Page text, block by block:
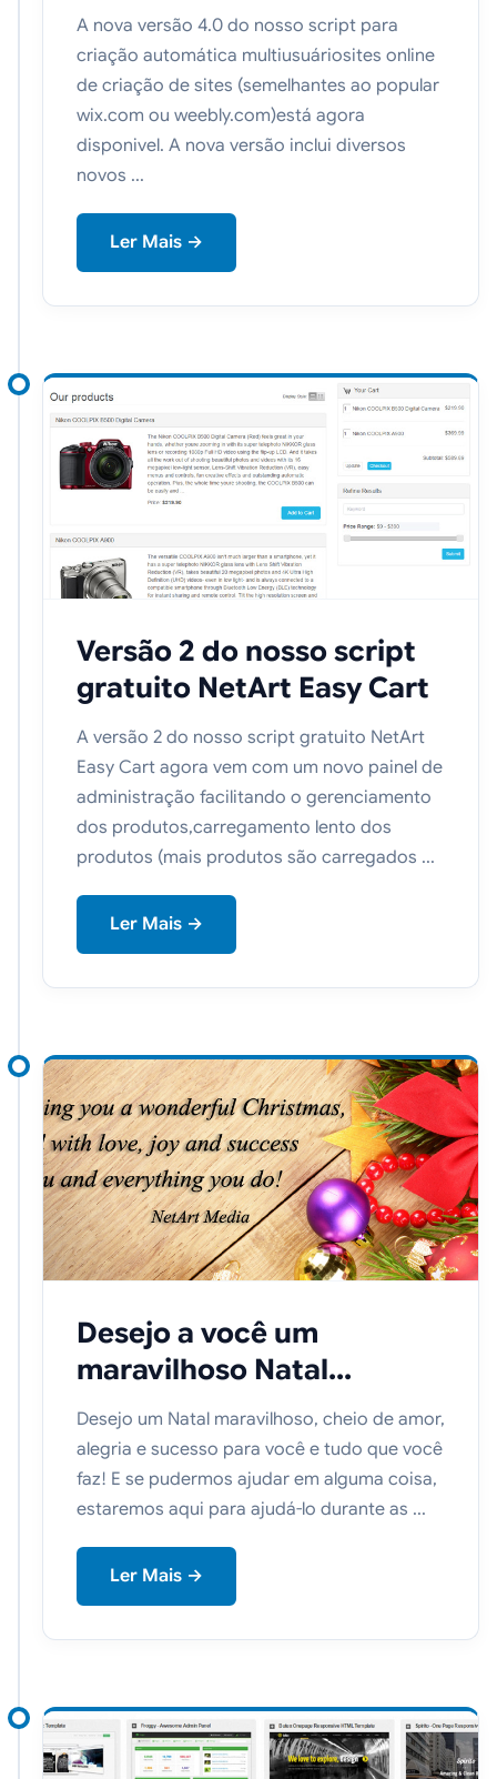
A nova versão 4.0 do nosso script para
criação automática multiusuáriosites online
de criação de sites (semelhantes ao popular
wix.com ou weebly.com)está agora
disponivel. A nova versão inclui diversos
novos ...
Ler Mais →
Versão 2 do nosso script
gratuito NetArt Easy Cart
A versão 2 do nosso script gratuito NetArt
Easy Cart agora vem com um novo painel de
administração facilitando o gerenciamento
dos produtos,carregamento lento dos
produtos (mais produtos são carregados ...
Ler Mais →
Desejo a você um
maravilhoso Natal...
Desejo um Natal maravilhoso, cheio de amor,
alegria e sucesso para você e tudo que você
faz! E se pudermos ajudar em alguma coisa,
estaremos aqui para ajudá-lo durante as ...
Ler Mais →